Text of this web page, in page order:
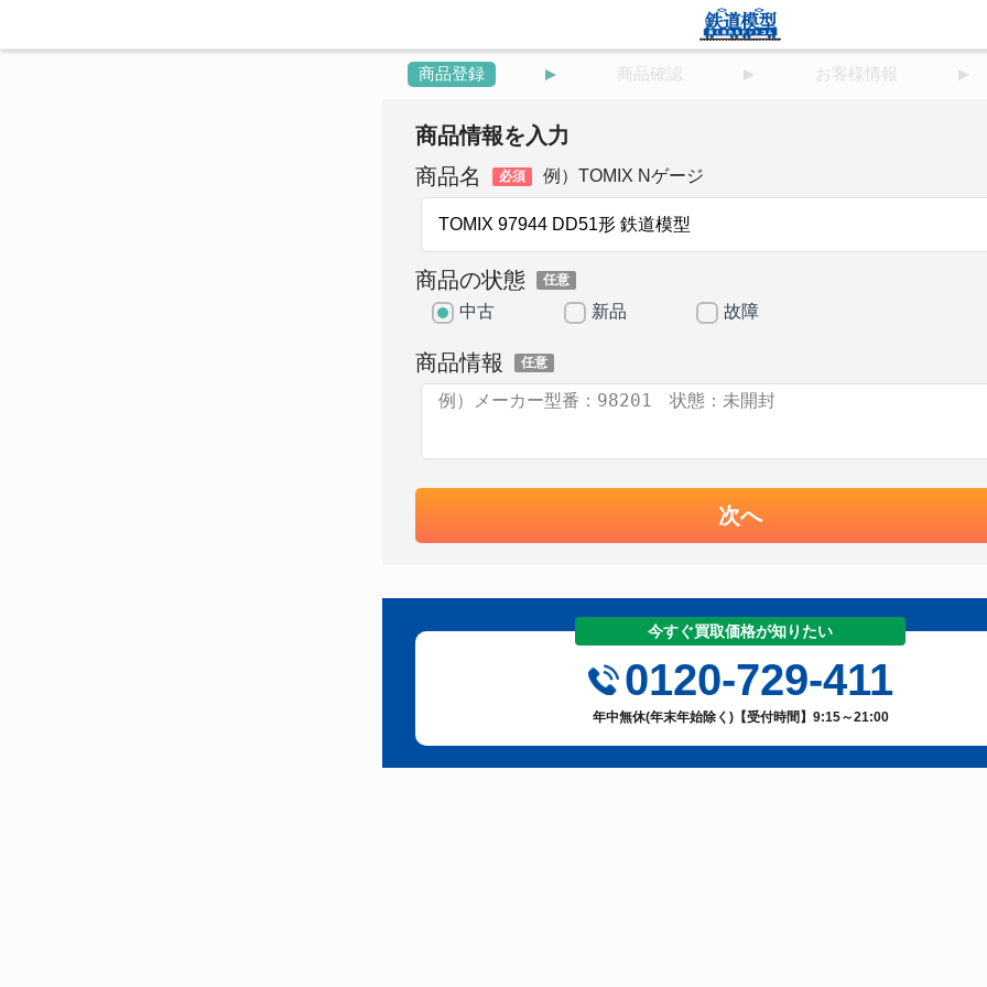
商品登録 商品確認 お客様情報
商品情報を入力
商品名
必須 例）TOMIX Nゲージ
商品の状態 任意
中古 新品 故障
商品情報 任意
次へ
今すぐ買取価格が知りたい
0120-729-411
年中無休(年末年始除く)【受付時間】9:15～21:00